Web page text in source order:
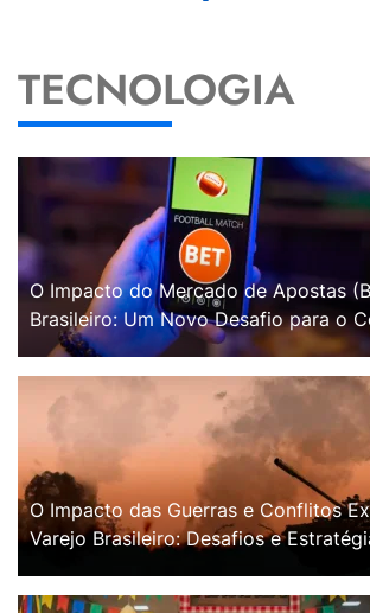
TECNOLOGIA
O Impacto do Mercado de Apostas
Brasileiro: Um Novo Desafio para o
O Impacto das Guerras e Conflitos
Varejo Brasileiro: Desafios e